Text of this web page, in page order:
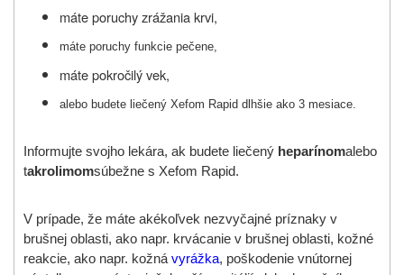
máte poruchy zrážania krvi,
máte poruchy funkcie pečene,
máte pokročilý vek,
alebo budete liečený Xefom Rapid dlhšie ako 3 mesiace.
Informujte svojho lekára, ak budete liečený heparínomalebo
takrolimomsúbežne s Xefom Rapid.
V prípade, že máte akékoľvek nezvyčajné príznaky v
brušnej oblasti, ako napr. krvácanie v brušnej oblasti, kožné
reakcie, ako napr. kožná vyrážka, poškodenie vnútornej